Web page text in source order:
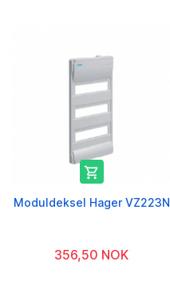

Moduldeksel Hager VZ223N
356,50 NOK